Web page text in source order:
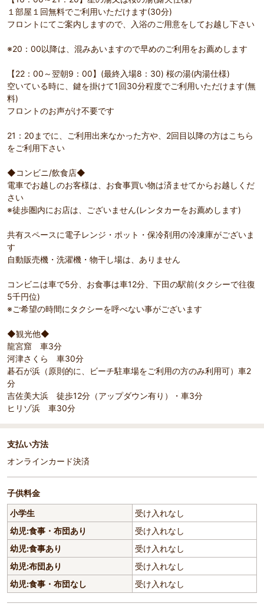
１部屋１回無料でご利用いただけます(30分)
フロントにてご案内しますので、入浴のご用意をしてお越し下さい
※20：00以降は、混みあいますので早めのご利用をお薦めします
【22：00～翌朝9：00】(最終入場8：30) 桜の湯(内湯仕様)
空いている時に、鍵を掛けて1回30分程度でご利用いただけます(無
料)
フロントのお声がけ不要です
21：20までに、ご利用出来なかった方や、2回目以降の方はこちら
をご利用下さい
◆コンビニ/飲食店◆
電車でお越しのお客様は、お食事買い物は済ませてからお越しくだ
さい
※徒歩圏内にお店は、ございません(レンタカーをお薦めします)
共有スペースに電子レンジ・ポット・保冷剤用の冷凍庫がございま
す
自動販売機・洗濯機・物干し場は、ありません
コンビニは車で5分、お食事は車12分、下田の駅前(タクシーで往復
5千円位)
※ご希望の時間にタクシーを呼べない事がございます
◆観光他◆
龍宮窟 車3分
河津さくら 車30分
碁石が浜（原則的に、ビーチ駐車場をご利用の方のみ利用可）車2
分
吉佐美大浜 徒歩12分（アップダウン有り）・車3分
ヒリゾ浜 車30分
支払い方法
オンラインカード決済
子供料金
小学生
受け入れなし
幼児:食事・布団あり
受け入れなし
幼児:食事あり
受け入れなし
幼児:布団あり
受け入れなし
幼児:食事・布団なし
受け入れなし